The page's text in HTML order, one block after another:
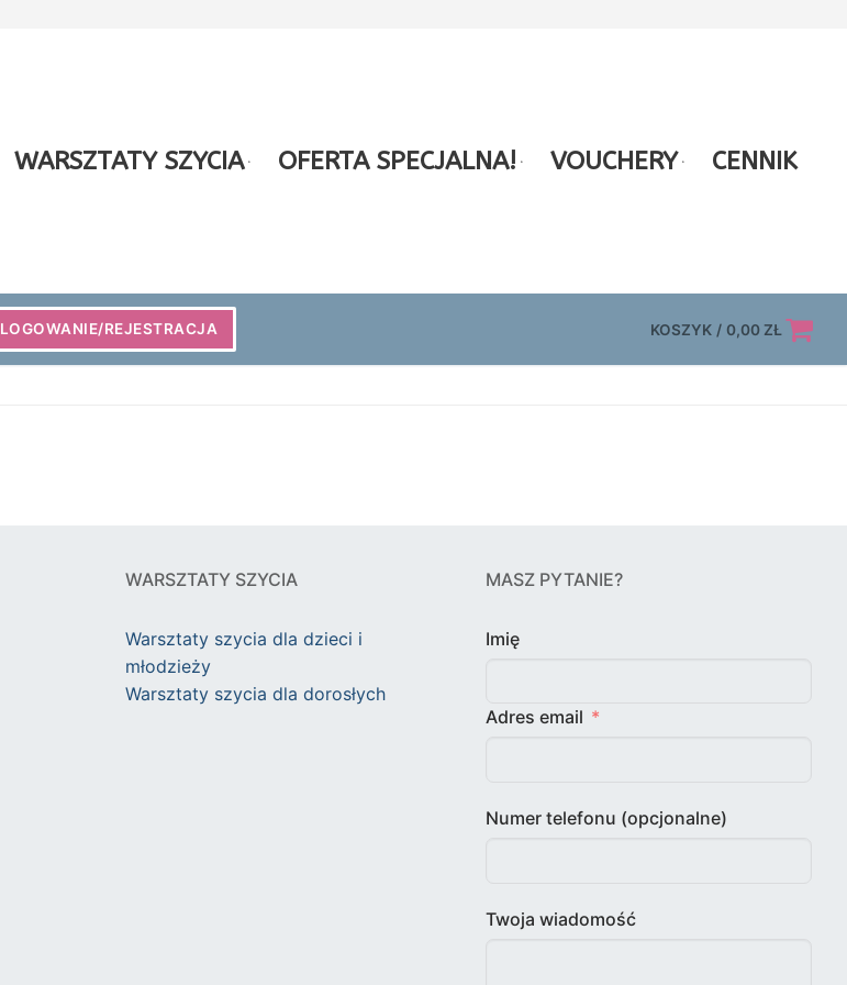
WARSZTATY SZYCIA OFERTA SPECJALNA! VOUCHERY CENNIK
LOGOWANIE/REJESTRACJA KOSZYK / 0,00 ZŁ
WARSZTATY SZYCIA
Warsztaty szycia dla dzieci i
młodzieży
Warsztaty szycia dla dorosłych
MASZ PYTANIE?
Imię
Adres email
Numer telefonu (opcjonalne)
Twoja wiadomość